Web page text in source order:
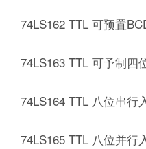
74LS162 TTL 可预置
74LS163 TTL 可予制四
74LS164 TTL 八位串行
74LS165 TTL 八位并行